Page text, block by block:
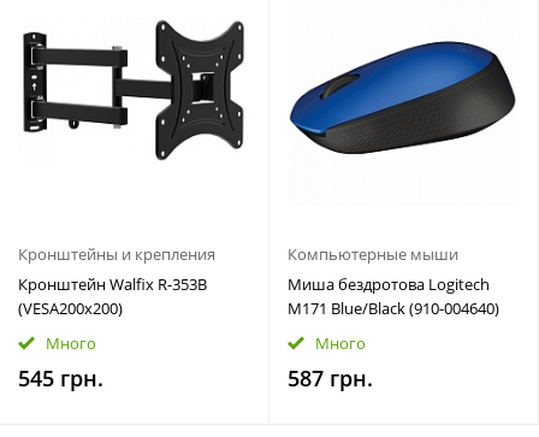
Кронштейны и крепления
Кронштейн Walfix R-353B
(VESA200х200)
Много
545 грн.
Компьютерные мыши
Миша бездротова Logitech
M171 Blue/Black (910-004640)
Много
587 грн.